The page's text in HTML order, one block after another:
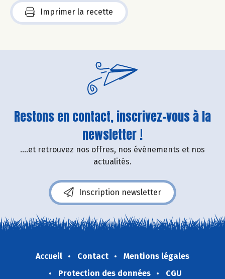
Imprimer la recette
Restons en contact, inscrivez-vous à la
newsletter !
....et retrouvez nos offres, nos événements et nos
actualités.
Inscription newsletter
Accueil Contact
Mentions légales
Protection des données
CGU